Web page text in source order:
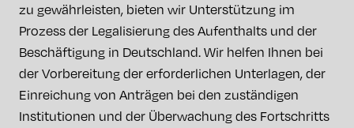
zu gewährleisten, bieten wir Unterstützung im
Prozess der Legalisierung des Aufenthalts und der
Beschäftigung in Deutschland. Wir helfen Ihnen bei
der Vorbereitung der erforderlichen Unterlagen, der
Einreichung von Anträgen bei den zuständigen
Institutionen und der Überwachung des Fortschritts